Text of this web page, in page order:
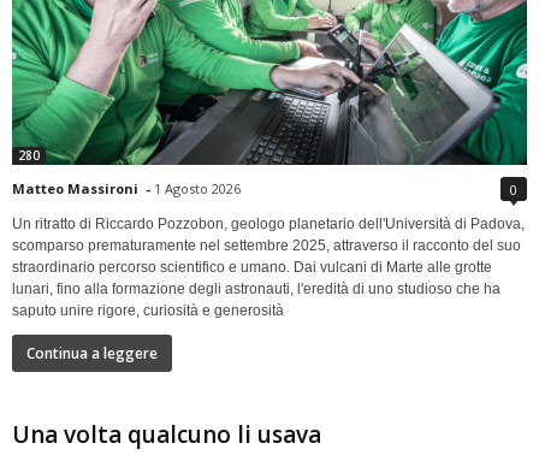
280
Matteo Massironi - 1 Agosto 2026 0
Un ritratto di Riccardo Pozzobon, geologo planetario dell'Università di Padova,
scomparso prematuramente nel settembre 2025, attraverso il racconto del suo
straordinario percorso scientifico e umano. Dai vulcani di Marte alle grotte
lunari, fino alla formazione degli astronauti, l'eredità di uno studioso che ha
saputo unire rigore, curiosità e generosità
Continua a leggere
Una volta qualcuno li usava